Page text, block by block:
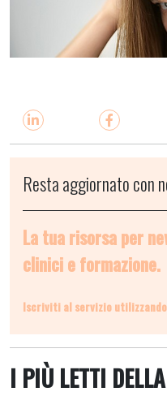
Resta aggiornato con
La tua risorsa per
clinici e formazione.
Iscriviti al servizio
I PIÙ LETTI